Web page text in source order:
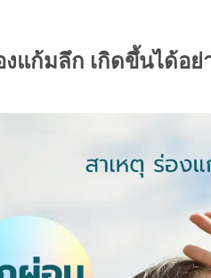
งแก้มลึก เกิดขึ้นได้อย่